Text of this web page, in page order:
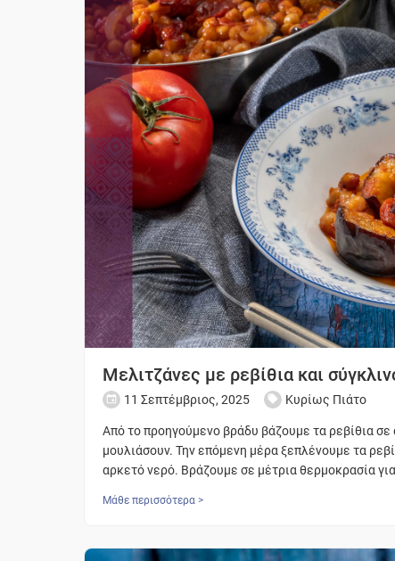
Μελιτζάνες με ρεβίθια και
11 Σεπτέμβριος, 2025 Κυρίως Πιάτο
Από το προηγούμενο βράδυ βάζουμε τα ρεβίθια
μουλιάσουν. Την επόμενη μέρα ξεπλένουμε τα
αρκετό νερό. Βράζουμε σε μέτρια θερμοκρασία
Μάθε περισσότερα >